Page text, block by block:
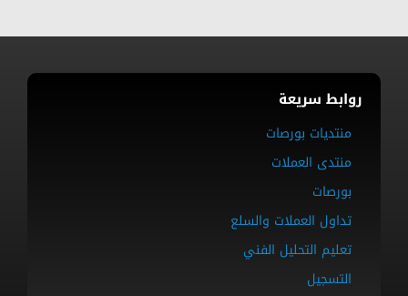
روابط سريعة
منتديات بورصات
منتدى العملات
بورصات
تداول العملات والسلع
تعليم التحليل الفني
التسجيل